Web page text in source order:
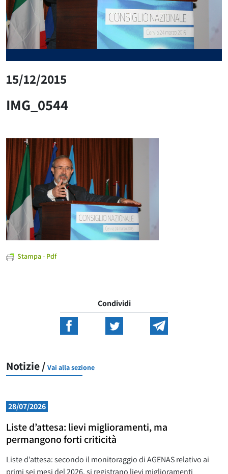
15/12/2015
IMG_0544
Stampa - Pdf
Condividi
Notizie / Vai alla sezione
28/07/2026
Liste d’attesa: lievi miglioramenti, ma
permangono forti criticità
Liste d’attesa: secondo il monitoraggio di AGENAS relativo ai